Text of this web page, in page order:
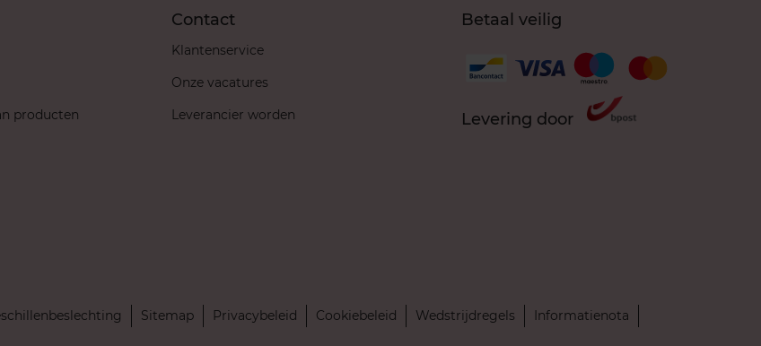
producten
Contact
Klantenservice
Onze vacatures
Leverancier worden
Betaal veilig
Levering door
Sitemap Privacybeleid Cookiebeleid Wedstrijdregels
Informatienota